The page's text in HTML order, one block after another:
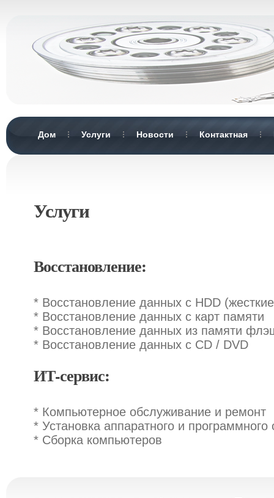
Дом Услуги Новости Контактная
Услуги
Восстановление:
* Восстановление данных с HDD
* Восстановление данных с карт памяти
* Восстановление данных из памяти
* Восстановление данных с CD / DVD
ИТ-сервис:
* Компьютерное обслуживание и ремонт
* Установка аппаратного и программного
* Сборка компьютеров